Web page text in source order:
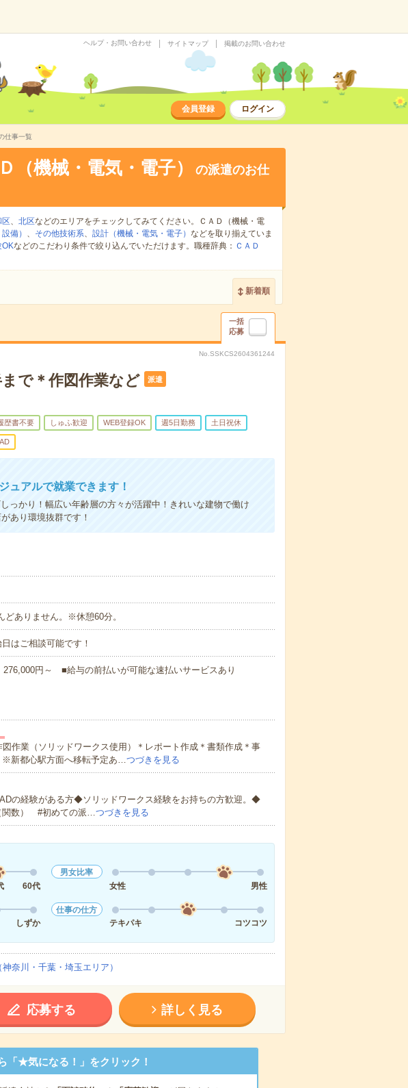
ヘルプ・お問い合わせ サイトマップ 掲載のお問い合わせ
会員登録 ログイン
仕事一覧
（機械・電気・電子）
の派遣のお仕
区、 北区などのエリアをチェックしてみてください。ＣＡＤ（機械・電
備） 、 その他技術系、 設計（機械・電気・電子） などを取り揃えていま
OKなどのこだわり条件で絞り込んでいただけます。職種辞典： ＣＡＤ
新着順
一括
応募
No.SSKCS2604361244
で＊作図作業など 派遣
歴書不要 しゅふ歓迎 WEB登録OK 週5日勤務 土日祝休
ュアルで就業できます！
っかり！幅広い年齢層の方々が活躍中！きれいな建物で働け
あり環境抜群です！
ありません。※休憩60分。
はご相談可能です！
円～ ■給与の前払いが可能な速払いサービスあり
図作業（ソリッドワークス使用）＊レポート作成＊書類作成＊事
新都心駅方面へ移転予定あ…つづきを見る
の経験がある方◆ソリッドワークス経験をお持ちの方歓迎。◆
関数） #初めての派…つづきを見る
60代
男女比率
女性
男性
しずか
仕事の仕方
テキパキ
コツコツ
奈川・千葉・埼玉エリア）
応募する 詳しく見る
「★気になる！」をクリック！